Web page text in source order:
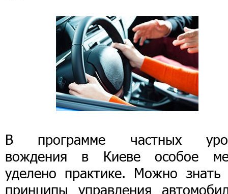
В программе частных
вождения в Киеве особое
уделено практике. Можно знать
принципы управления